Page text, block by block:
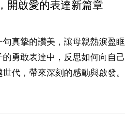
開啟愛的表達新篇章
真摯的讚美，讓母親熱淚盈
勇敢表達中，反思如何向自
代，帶來深刻的感動與啟發